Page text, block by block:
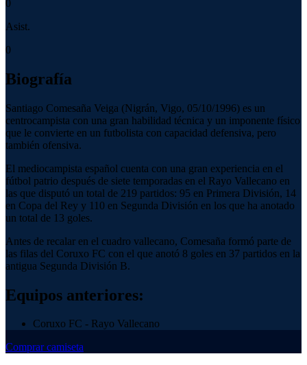
0
Asist.
0
Biografía
Santiago Comesaña Veiga (Nigrán, Vigo, 05/10/1996) es un
centrocampista con una gran habilidad técnica y un imponente físico
que le convierte en un futbolista con capacidad defensiva, pero
también ofensiva.
El mediocampista español cuenta con una gran experiencia en el
fútbol patrio después de siete temporadas en el Rayo Vallecano en
las que disputó un total de 219 partidos: 95 en Primera División, 14
en Copa del Rey y 110 en Segunda División en los que ha anotado
un total de 13 goles.
Antes de recalar en el cuadro vallecano, Comesaña formó parte de
las filas del Coruxo FC con el que anotó 8 goles en 37 partidos en la
antigua Segunda División B.
Equipos anteriores:
Coruxo FC - Rayo Vallecano
Comprar camiseta